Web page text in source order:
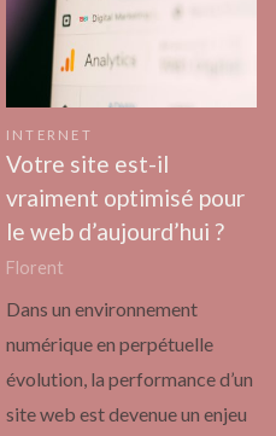
INTERNET
Votre site est-il
vraiment optimisé pour
le web d’aujourd’hui ?
Florent
Dans un environnement
numérique en perpétuelle
évolution, la performance d’un
site web est devenue un enjeu